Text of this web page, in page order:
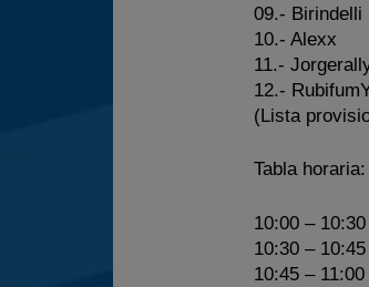
09.- Birindelli
10.- Alexx
11.-
12.-
(Lista
Tabla horaria:
10:00 – 10:30
10:30 – 10:45
10:45 – 11:00